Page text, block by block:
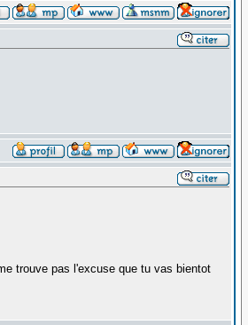
trouve pas l'excuse que tu vas bientot